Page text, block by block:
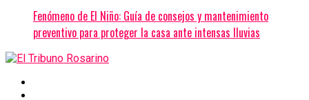
Fenómeno de El Niño: Guía de consejos y mantenimiento
preventivo para proteger la casa ante intensas lluvias